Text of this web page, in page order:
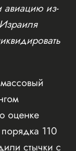
из-
оценке
110
стычки с